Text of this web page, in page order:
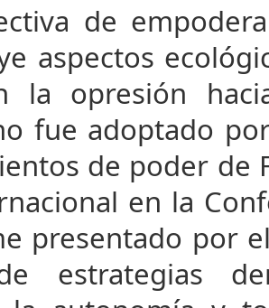
de
aspectos
la opresión
fue adoptado
de poder de
en la
presentado por
estrategias